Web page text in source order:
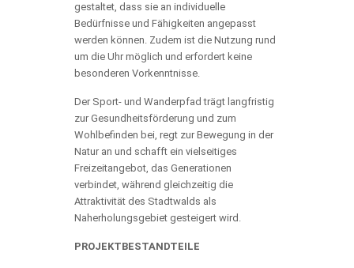
gestaltet, dass sie an individuelle
Bedürfnisse und Fähigkeiten angepasst
werden können. Zudem ist die Nutzung rund
um die Uhr möglich und erfordert keine
besonderen Vorkenntnisse.
Der Sport- und Wanderpfad trägt langfristig
zur Gesundheitsförderung und zum
Wohlbefinden bei, regt zur Bewegung in der
Natur an und schafft ein vielseitiges
Freizeitangebot, das Generationen
verbindet, während gleichzeitig die
Attraktivität des Stadtwalds als
Naherholungsgebiet gesteigert wird.
PROJEKTBESTANDTEILE